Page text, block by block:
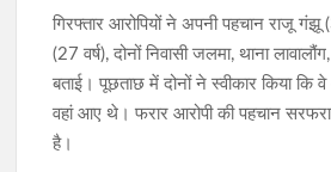
गिरफ्तार आरोपियों ने अपनी पहचान राजू
(27 वर्ष), दोनों निवासी जलमा, थाना
बताई। पूछताछ में दोनों ने स्वीकार किया कि
वहां आए थे। फरार आरोपी की पहचान
है।